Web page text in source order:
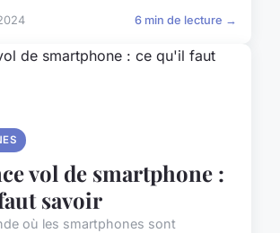
6 min de lecture →
vol de smartphone :
savoir
où les smartphones sont